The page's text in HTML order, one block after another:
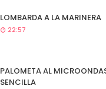
LOMBARDA A LA MARINERA
22:57
PALOMETA AL
SENCILLA